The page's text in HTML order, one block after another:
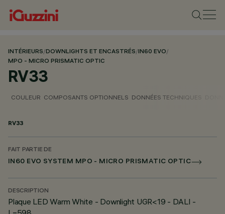
INTÉRIEURS/DOWNLIGHTS ET ENCASTRÉS/IN60 EVO/
MPO - MICRO PRISMATIC OPTIC
RV33
COULEUR COMPOSANTS OPTIONNELS DONNÉES TECHNIQUES
RV33
FAIT PARTIE DE
IN60 EVO SYSTEM MPO - MICRO PRISMATIC OPTIC
DESCRIPTION
Plaque LED Warm White - Downlight UGR<19 - DALI -